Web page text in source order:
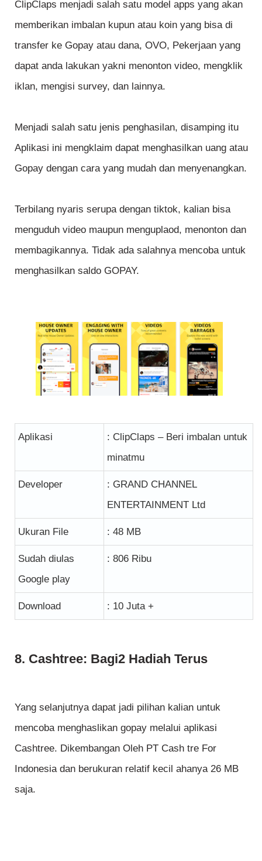
ClipClaps menjadi salah satu model apps yang akan
memberikan imbalan kupun atau koin yang bisa di
transfer ke Gopay atau dana, OVO, Pekerjaan yang
dapat anda lakukan yakni menonton video, mengklik
iklan, mengisi survey, dan lainnya.
Menjadi salah satu jenis penghasilan, disamping itu
Aplikasi ini mengklaim dapat menghasilkan uang atau
Gopay dengan cara yang mudah dan menyenangkan.
Terbilang nyaris serupa dengan tiktok, kalian bisa
menguduh video maupun menguplaod, menonton dan
membagikannya. Tidak ada salahnya mencoba untuk
menghasilkan saldo GOPAY.
Aplikasi
: ClipClaps – Beri imbalan untuk
minatmu
Developer
: GRAND CHANNEL
ENTERTAINMENT Ltd
Ukuran File : 48 MB
Sudah diulas
Google play
: 806 Ribu
Download : 10 Juta +
8. Cashtree: Bagi2 Hadiah Terus
Yang selanjutnya dapat jadi pilihan kalian untuk
mencoba menghaslikan gopay melalui aplikasi
Cashtree. Dikembangan Oleh PT Cash tre For
Indonesia dan berukuran relatif kecil ahanya 26 MB
saja.